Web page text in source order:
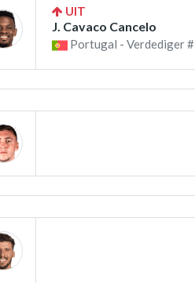
UIT
J. Cavaco Cancelo
Portugal - Verdediger #